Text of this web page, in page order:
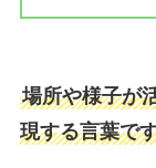
場所や様子が
現する言葉で